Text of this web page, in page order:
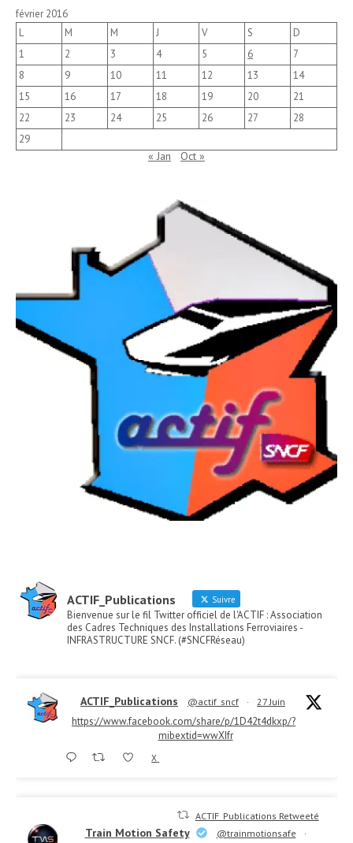
février 2016
L
M M J V S
D
1
2 3 4 5 6
7
8
9 10 11 12 13
14
15
16 17 18 19 20
21
22
23 24 25 26 27
28
29
« Jan Oct »
ACTIF_Publications Suivre
Bienvenue sur le fil Twitter officiel de l'ACTIF : Association
des Cadres Techniques des Installations Ferroviaires -
INFRASTRUCTURE SNCF. (#SNCFRéseau)
ACTIF_Publications @actif_sncf · 27 Juin
https://www.facebook.com/share/p/1D42t4dkxp/?
mibextid=wwXIfr
X
ACTIF_Publications Retweeté
Train Motion Safety @trainmotionsafe
·